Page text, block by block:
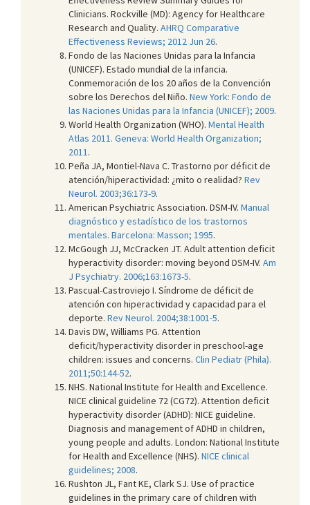
Clinicians. Rockville (MD): Agency for Healthcare
Research and Quality. AHRQ Comparative
Effectiveness Reviews; 2012 Jun 26.
Fondo de las Naciones Unidas para la Infancia
(UNICEF). Estado mundial de la infancia.
Conmemoración de los 20 años de la Convención
sobre los Derechos del Niño. New York: Fondo de
las Naciones Unidas para la Infancia (UNICEF); 2009.
World Health Organization (WHO). Mental Health
Atlas 2011. Geneva: World Health Organization;
2011 .
Peña JA, Montiel-Nava C. Trastorno por déficit de
atención/hiperactividad: ¿mito o realidad? Rev
Neurol. 2003;36:173-9.
American Psychiatric Association. DSM-IV. Manual
diagnóstico y estadístico de los trastornos
mentales. Barcelona: Masson; 1995.
McGough JJ, McCracken JT. Adult attention deficit
hyperactivity disorder: moving beyond DSM-IV. Am
J Psychiatry. 2006;163:1673-5.
Pascual-Castroviejo I. Síndrome de déficit de
atención con hiperactividad y capacidad para el
deporte. Rev Neurol. 2004;38:1001-5.
Davis DW, Williams PG. Attention
deficit/hyperactivity disorder in preschool-age
children: issues and concerns. Clin Pediatr (Phila).
2011;50:144-52.
NHS. National Institute for Health and Excellence.
NICE clinical guideline 72 (CG72). Attention deficit
hyperactivity disorder (ADHD): NICE guideline.
Diagnosis and management of ADHD in children,
young people and adults. London: National Institute
for Health and Excellence (NHS). NICE clinical
guidelines; 2008.
Rushton JL, Fant KE, Clark SJ. Use of practice
guidelines in the primary care of children with